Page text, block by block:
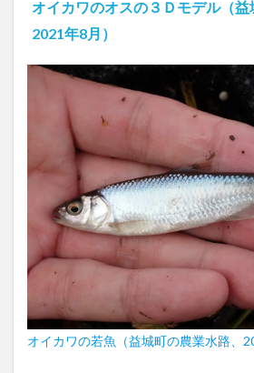
オイカワのオスの３Ｄモデル（益
2021年8月）
オイカワの若魚（益城町の農業水路、